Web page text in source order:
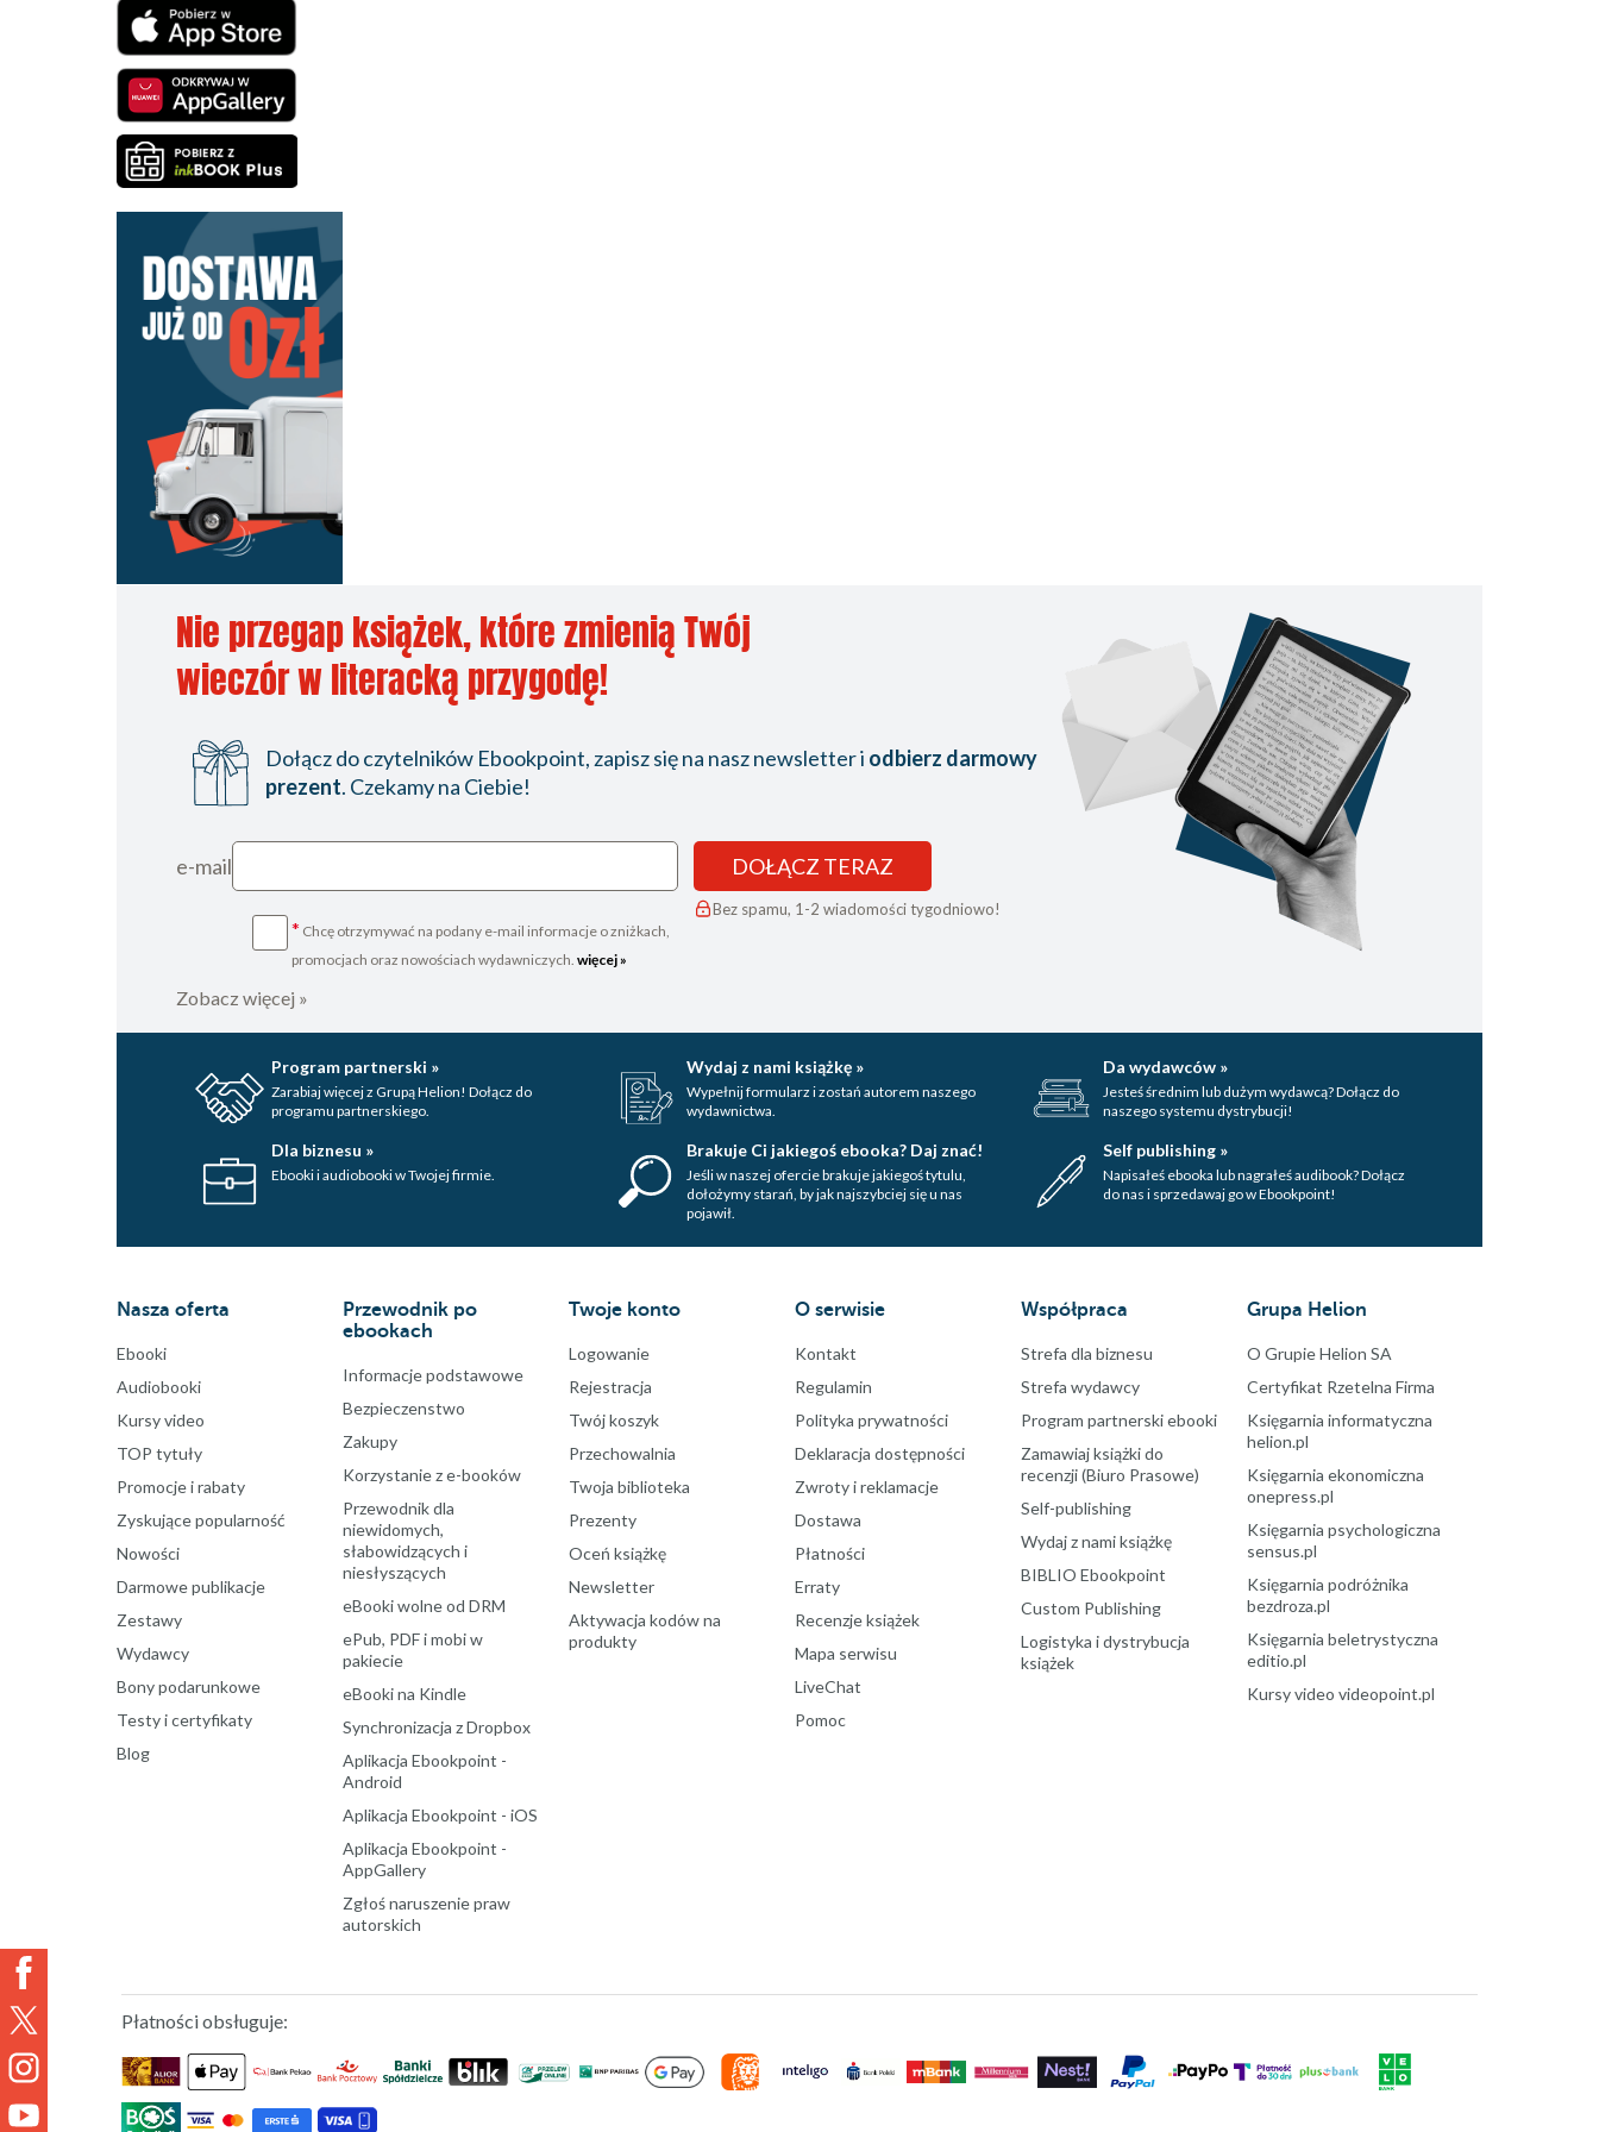
Nie przegap książek, które zmienią Twój
wieczór w literacką przygodę!
Dołącz do czytelników Ebookpoint, zapisz się na nasz newsletter i odbierz darmowy
prezent. Czekamy na Ciebie!
e-mail
* Chcę otrzymywać na podany e-mail informacje o zniżkach,
promocjach oraz nowościach wydawniczych. więcej »
DOŁĄCZ TERAZ
Bez spamu, 1-2 wiadomości tygodniowo!
Zobacz więcej »
Program partnerski »
Zarabiaj więcej z Grupą Helion! Dołącz do
programu partnerskiego.
Wydaj z nami książkę »
Wypełnij formularz i zostań autorem naszego
wydawnictwa.
Da wydawców »
Jesteś średnim lub dużym wydawcą? Dołącz do
naszego systemu dystrybucji!
Dla biznesu »
Ebooki i audiobooki w Twojej firmie.
Brakuje Ci jakiegoś ebooka? Daj znać!
Jeśli w naszej ofercie brakuje jakiegoś tytulu,
dołożymy starań, by jak najszybciej się u nas
pojawił.
Self publishing »
Napisałeś ebooka lub nagrałeś audibook? Dołącz
do nas i sprzedawaj go w Ebookpoint!
Nasza oferta
Ebooki
Audiobooki
Kursy video
TOP tytuły
Promocje i rabaty
Zyskujące popularność
Nowości
Darmowe publikacje
Zestawy
Wydawcy
Bony podarunkowe
Testy i certyfikaty
Blog
Przewodnik po
ebookach
Informacje podstawowe
Bezpieczenstwo
Zakupy
Korzystanie z e-booków
Przewodnik dla
niewidomych,
słabowidzących i
niesłyszących
eBooki wolne od DRM
ePub, PDF i mobi w
pakiecie
eBooki na Kindle
Synchronizacja z Dropbox
Aplikacja Ebookpoint -
Android
Aplikacja Ebookpoint - iOS
Aplikacja Ebookpoint -
AppGallery
Zgłoś naruszenie praw
autorskich
Twoje konto
Logowanie
Rejestracja
Twój koszyk
Przechowalnia
Twoja biblioteka
Prezenty
Oceń książkę
Newsletter
Aktywacja kodów na
produkty
O serwisie
Kontakt
Regulamin
Polityka prywatności
Deklaracja dostępności
Zwroty i reklamacje
Dostawa
Płatności
Erraty
Recenzje książek
Mapa serwisu
LiveChat
Pomoc
Współpraca
Strefa dla biznesu
Strefa wydawcy
Program partnerski ebooki
Zamawiaj książki do
recenzji (Biuro Prasowe)
Self-publishing
Wydaj z nami książkę
BIBLIO Ebookpoint
Custom Publishing
Logistyka i dystrybucja
książek
Grupa Helion
O Grupie Helion SA
Certyfikat Rzetelna Firma
Księgarnia informatyczna
helion.pl
Księgarnia ekonomiczna
onepress.pl
Księgarnia psychologiczna
sensus.pl
Księgarnia podróżnika
bezdroza.pl
Księgarnia beletrystyczna
editio.pl
Kursy video videopoint.pl
Płatności obsługuje: